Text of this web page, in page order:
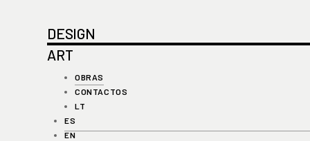
DESIGN
ART
OBRAS
CONTACTOS
LT
ES
EN